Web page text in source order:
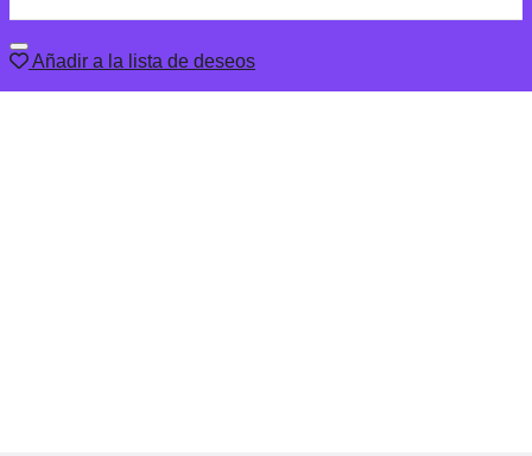
Añadir a la lista de deseos